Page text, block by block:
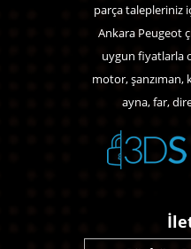
parça talepleriniz
Ankara Peugeot
uygun fiyatlarla
motor, şanzıman,
ayna, far,